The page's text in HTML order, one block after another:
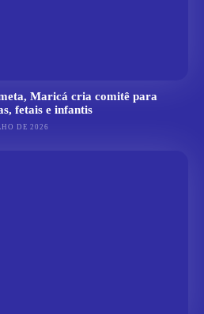
Maricá cria comitê para
fetais e infantis
DE 2026